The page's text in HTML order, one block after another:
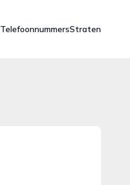
TelefoonnummersStraten